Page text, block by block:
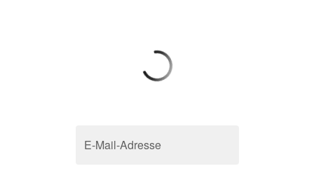
E-Mail-Adresse